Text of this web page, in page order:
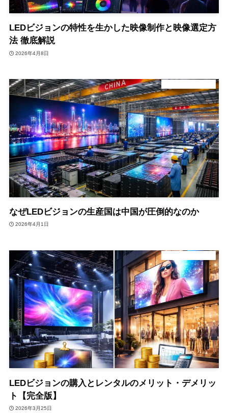
LEDビジョンの特性を生かした映像制作と映像選定方
法 徹底解説
2026年4月8日
なぜLEDビジョンの生産国は中国が圧倒的なのか
2026年4月1日
LEDビジョンの購入とレンタルのメリット・デメリッ
ト【完全版】
2026年3月25日